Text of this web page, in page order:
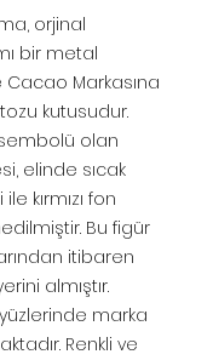
orjinal
bir metal
Cacao Markasına
kutusudur.
olan
elinde sıcak
kırmızı fon
Bu figür
itibaren
almıştır.
marka
Renkli ve